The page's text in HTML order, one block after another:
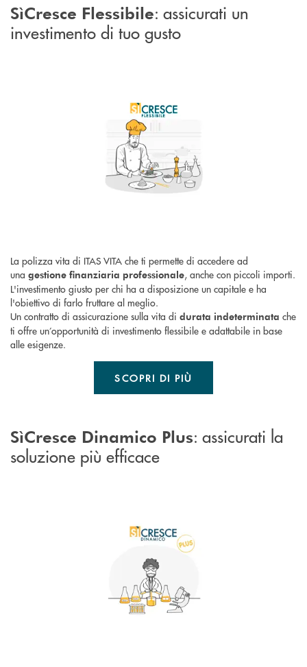
SìCresce Flessibile: assicurati un
investimento di tuo gusto
La polizza vita di ITAS VITA che ti permette di accedere ad
una gestione finanziaria professionale, anche con piccoli importi.
L'investimento giusto per chi ha a disposizione un capitale e ha
l'obiettivo di farlo fruttare al meglio.
Un contratto di assicurazione sulla vita di durata indeterminata che
ti offre un’opportunità di investimento flessibile e adattabile in base
alle esigenze.
SCOPRI DI PIÙ
SìCresce Dinamico Plus: assicurati la
soluzione più efficace